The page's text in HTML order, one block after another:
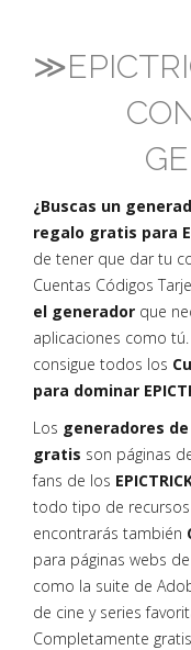
¿Buscas un
regalo gratis para
de tener que dar tu
Cuentas Códigos
el generador que
aplicaciones como
consigue todos los
para dominar
Los generadores
gratis son páginas
fans de los
todo tipo de recursos
encontrarás también
para páginas webs
como la suite de
de cine y series
Completamente